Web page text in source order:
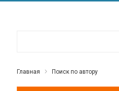
Главная Поиск по автору